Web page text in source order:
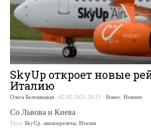
SkyUp откроет новые
Италию
Ольга Белошицкая - 02.02.2021 20:15 - Бізнес, Новини
Со Львова и Киева
Теги: SkyUp, авиаперелеты, Италия